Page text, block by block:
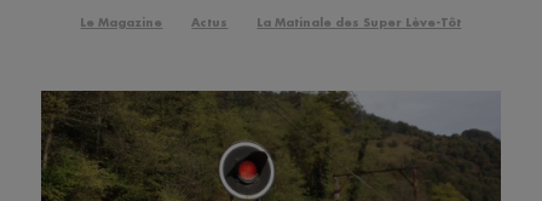
Le Magazine Actus La Matinale des Super Lève-Tôt